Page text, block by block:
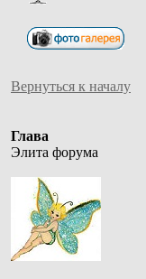
Вернуться к началу
Глава
Элита форума